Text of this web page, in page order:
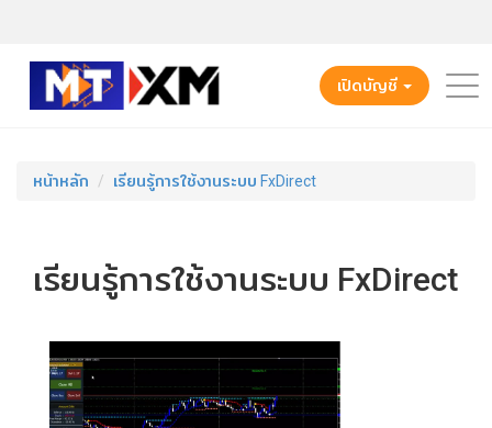
เปิดบัญชี
หน้าหลัก เรียนรู้การใช้งานระบบ FxDirect
เรียนรู้การใช้งานระบบ FxDirect